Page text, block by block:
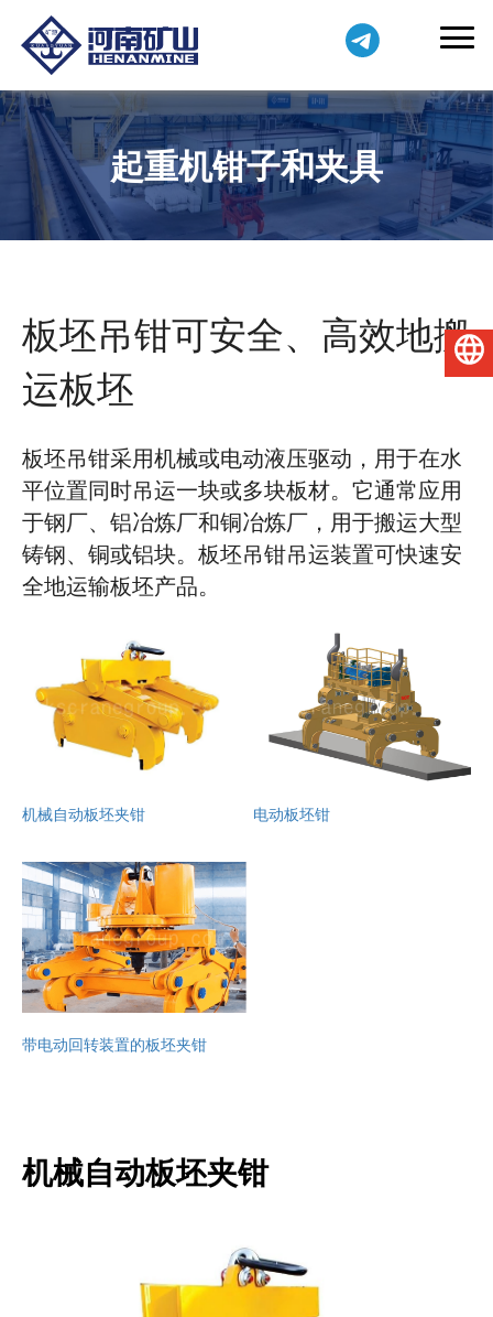
项目介绍
联系我们
起重机钳子和夹具
板坯吊钳可安全、高效地搬
运板坯
板坯吊钳采用机械或电动液压驱动，用于在水
平位置同时吊运一块或多块板材。它通常应用
于钢厂、铝冶炼厂和铜冶炼厂，用于搬运大型
铸钢、铜或铝块。板坯吊钳吊运装置可快速安
全地运输板坯产品。
机械自动板坯夹钳 电动板坯钳
带电动回转装置的板坯夹钳
机械自动板坯夹钳
简体中文